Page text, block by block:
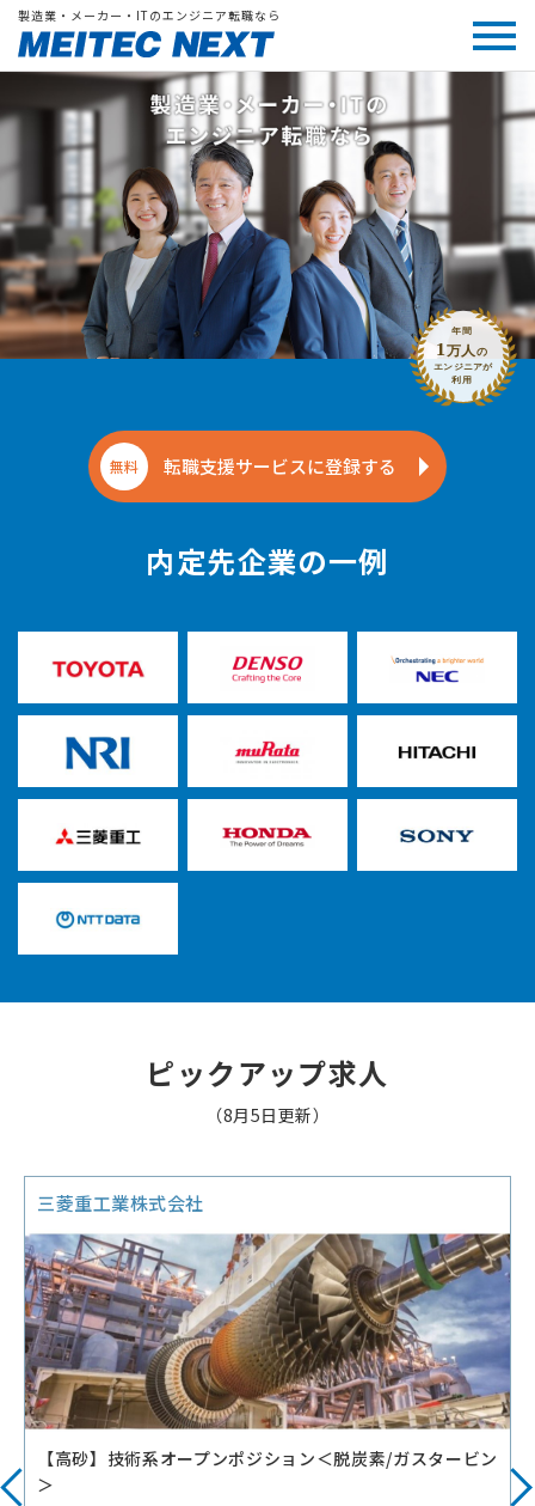
製造業・メーカー・ITのエンジニア転職なら
無料 転職支援サービスに登録する
内定先企業の一例
ピックアップ求人
（8月5日更新）
三菱重工業株式会社
【高砂】技術系オープンポジション＜脱炭素/ガスタービン
＞